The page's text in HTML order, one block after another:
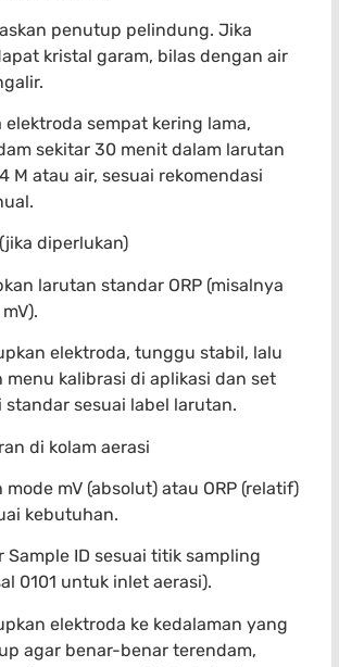
penutup pelindung. Jika
kristal garam, bilas dengan air
elektroda sempat kering lama,
sekitar 30 menit dalam larutan
M atau air, sesuai rekomendasi
diperlukan)
larutan standar ORP (misalnya
elektroda, tunggu stabil, lalu
menu kalibrasi di aplikasi dan set
standar sesuai label larutan.
di kolam aerasi
mode mV (absolut) atau ORP (relatif)
kebutuhan.
Sample ID sesuai titik sampling
0101 untuk inlet aerasi).
elektroda ke kedalaman yang
agar benar-benar terendam,